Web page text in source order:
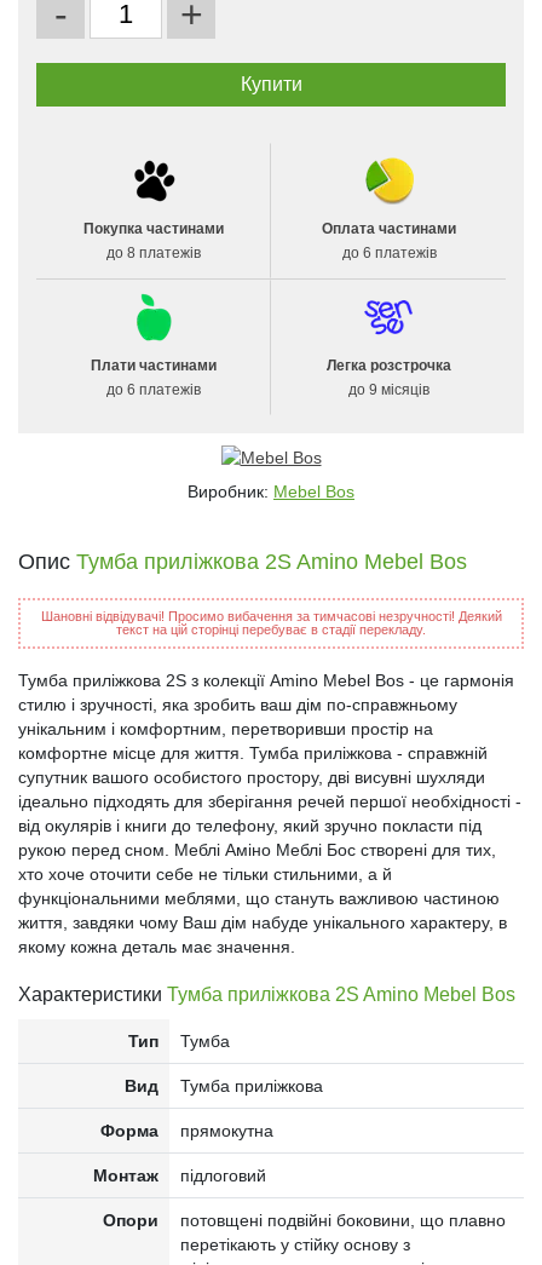
- +
Покупка частинами
до 8 платежів
Оплата частинами
до 6 платежів
Плати частинами
до 6 платежів
Легка розстрочка
до 9 місяців
Виробник: Mebel Bos
Опис Тумба приліжкова 2S Amino Mebel Bos
Шановні відвідувачі! Просимо вибачення за тимчасові незручності! Деякий
текст на цій сторінці перебуває в стадії перекладу.
Тумба приліжкова 2S з колекції Amino Mebel Bos - це гармонія
стилю і зручності, яка зробить ваш дім по-справжньому
унікальним і комфортним, перетворивши простір на
комфортне місце для життя. Тумба приліжкова - справжній
супутник вашого особистого простору, дві висувні шухляди
ідеально підходять для зберігання речей першої необхідності -
від окулярів і книги до телефону, який зручно покласти під
рукою перед сном. Меблі Аміно Меблі Бос створені для тих,
хто хоче оточити себе не тільки стильними, а й
функціональними меблями, що стануть важливою частиною
життя, завдяки чому Ваш дім набуде унікального характеру, в
якому кожна деталь має значення.
Характеристики Тумба приліжкова 2S Amino Mebel Bos
Тип Тумба
Вид Тумба приліжкова
Форма прямокутна
Монтаж підлоговий
Опори
потовщені подвійні боковини, що плавно
перетікають у стійку основу з